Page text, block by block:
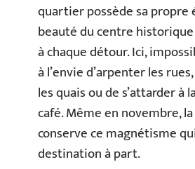
quartier possède sa propre
beauté du centre
à chaque détour. Ici,
à l’envie d’arpenter les
les quais ou de s’attarder à
café. Même en novembre,
conserve ce magnétisme
destination à part.